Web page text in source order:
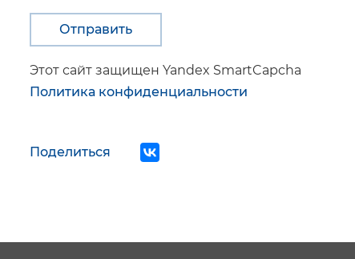
Этот сайт защищен Yandex SmartCapcha
Политика конфиденциальности
Поделиться